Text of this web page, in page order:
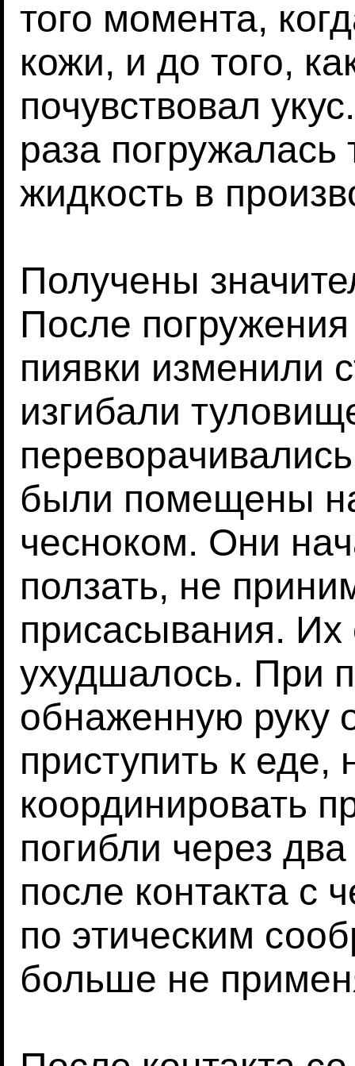
того момента,
кожи, и до того,
почувствовал
раза погружалась
жидкость в
Получены
После
пиявки изменили
изгибали
были помещены
чесноком. Они
ползать, не
присасывания. Их
ухудшалось. При
обнаженную руку
приступить к еде,
координировать
погибли через
после контакта с
по этическим
больше не